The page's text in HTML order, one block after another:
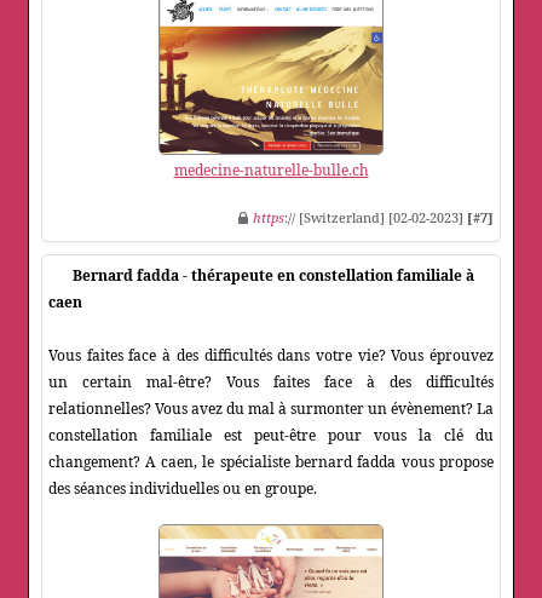
medecine-naturelle-bulle.ch
https:// [Switzerland] [02-02-2023] [#7]
Bernard fadda - thérapeute en constellation familiale à
caen
Vous faites face à des difficultés dans votre vie? Vous éprouvez
un certain mal-être? Vous faites face à des difficultés
relationnelles? Vous avez du mal à surmonter un évènement? La
constellation familiale est peut-être pour vous la clé du
changement? A caen, le spécialiste bernard fadda vous propose
des séances individuelles ou en groupe.